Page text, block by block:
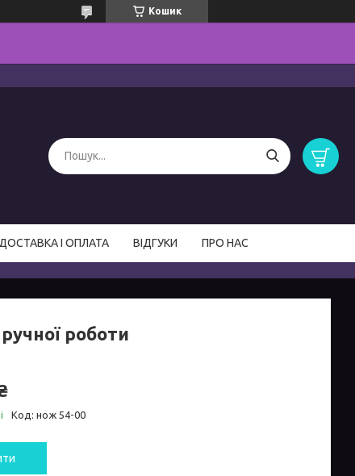
Кошик
ДОСТАВКА І ОПЛАТА ВІДГУКИ ПРО НАС
роботи
Код: нож 54-00